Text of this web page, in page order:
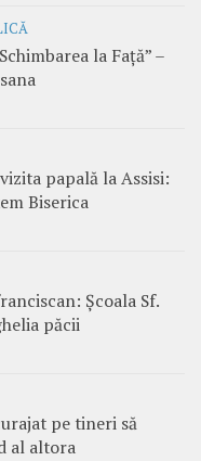
la Față” –
papală la Assisi:
Biserica
Școala Sf.
păcii
pe tineri să
al altora